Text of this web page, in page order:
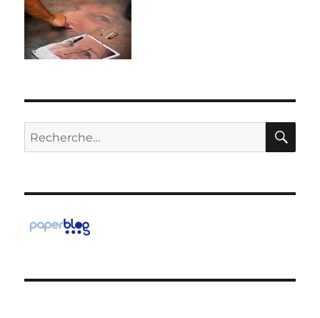
Recherche
pour :